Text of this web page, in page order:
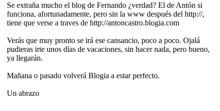
Se extraña mucho el blog de Fernando ¿verdad? El de Antón si
funciona, afortunadamente, pero sin la www después del http://,
tiene que verse a traves de http://antoncastro.blogia.com
Verás que muy pronto se irá ese cansancio, poco a poco. Ojalá
pudieras irte unos días de vacaciones, sin hacer nada, pero bueno,
ya llegarán.
Mañana o pasado volverá Blogia a estar perfecto.
Un abrazo